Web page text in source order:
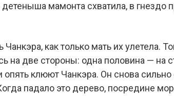
мамонта схватила, в гнездо
как только мать их улетела.
на две стороны: одна половина — на
клюют Чанкэра. Он снова сильно
падало это дерево, посредине